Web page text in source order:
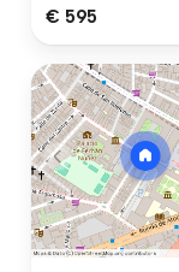
€ 595